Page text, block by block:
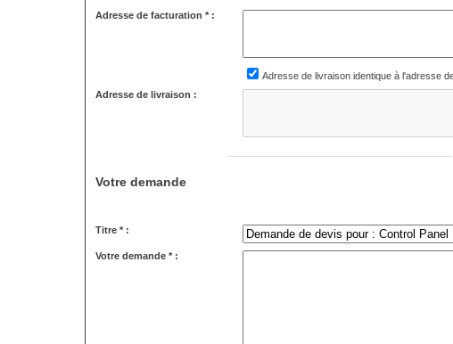
Adresse de facturation * :
Adresse de livraison identique à l'adresse
Adresse de livraison :
Votre demande
Titre * :
Votre demande * :